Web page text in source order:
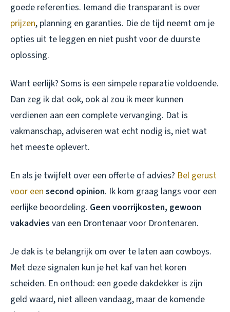
goede referenties. Iemand die transparant is over
prijzen, planning en garanties. Die de tijd neemt om je
opties uit te leggen en niet pusht voor de duurste
oplossing.
Want eerlijk? Soms is een simpele reparatie voldoende.
Dan zeg ik dat ook, ook al zou ik meer kunnen
verdienen aan een complete vervanging. Dat is
vakmanschap, adviseren wat echt nodig is, niet wat
het meeste oplevert.
En als je twijfelt over een offerte of advies? Bel gerust
voor een second opinion. Ik kom graag langs voor een
eerlijke beoordeling. Geen voorrijkosten, gewoon
vakadvies van een Drontenaar voor Drontenaren.
Je dak is te belangrijk om over te laten aan cowboys.
Met deze signalen kun je het kaf van het koren
scheiden. En onthoud: een goede dakdekker is zijn
geld waard, niet alleen vandaag, maar de komende